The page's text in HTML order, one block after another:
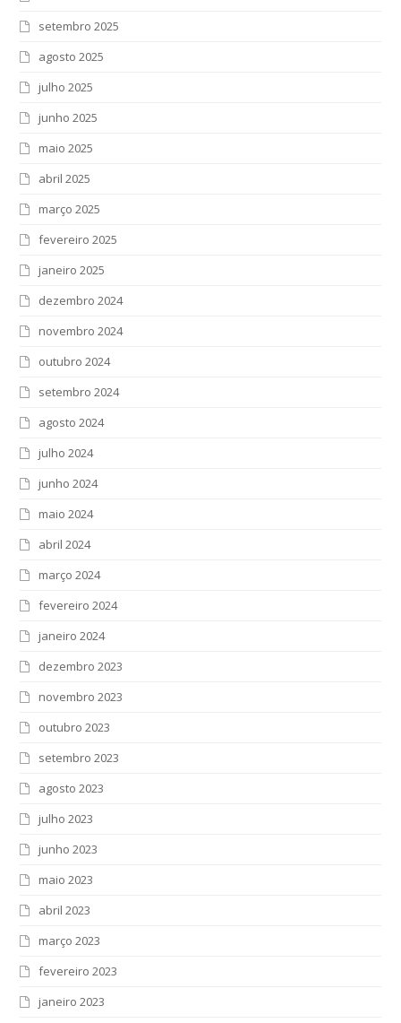
setembro 2025
agosto 2025
julho 2025
junho 2025
maio 2025
abril 2025
março 2025
fevereiro 2025
janeiro 2025
dezembro 2024
novembro 2024
outubro 2024
setembro 2024
agosto 2024
julho 2024
junho 2024
maio 2024
abril 2024
março 2024
fevereiro 2024
janeiro 2024
dezembro 2023
novembro 2023
outubro 2023
setembro 2023
agosto 2023
julho 2023
junho 2023
maio 2023
abril 2023
março 2023
fevereiro 2023
janeiro 2023